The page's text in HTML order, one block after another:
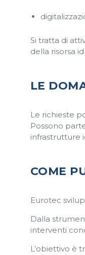
Si tratta di
della risorsa
LE
Le richieste
Possono
infrastrutture
COME
Eurotec
Dalla
interventi
L’obiettivo è